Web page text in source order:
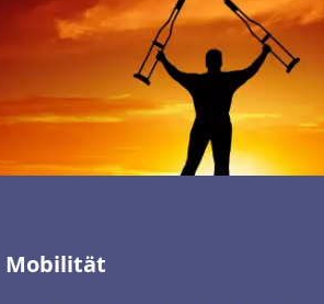
Mobilität